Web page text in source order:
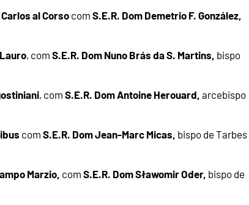
al CorsocomS.E.R. Dom Demetrio F. González,
, comS.E.R. Dom Nuno Brás da S. Martins, bispo
, comS.E.R. Dom Antoine Herouard,arcebispo
comS.E.R. Dom Jean-Marc Micas, bispo de Tarbes
Marzio, comS.E.R. Dom Sławomir Oder, bispo de